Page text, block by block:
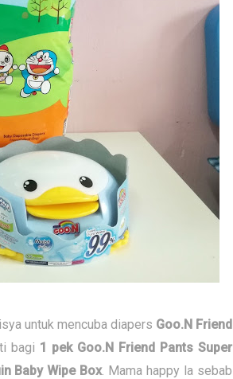
untuk mencuba diapers Goo.N Friend
bagi 1 pek Goo.N Friend Pants Super
Baby Wipe Box. Mama happy la sebab